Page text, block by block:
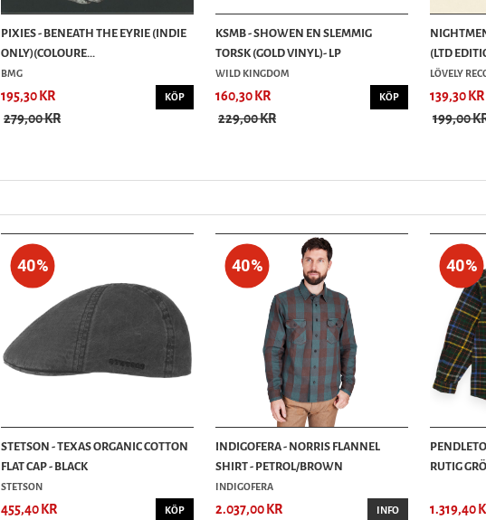
PIXIES - BENEATH THE EYRIE (INDIE
ONLY)(COLOURE...
BMG
195,30 KR
279,00 KR
KÖP
KSMB - SHOWEN EN SLEMMIG
TORSK (GOLD VINYL)- LP
WILD KINGDOM
160,30 KR
229,00 KR
KÖP
(LTD
LÖVELY
139,30 KR
199,00
40%
STETSON - TEXAS ORGANIC COTTON
FLAT CAP - BLACK
STETSON
455,40 KR
KÖP
40%
INDIGOFERA - NORRIS FLANNEL
SHIRT - PETROL/BROWN
INDIGOFERA
2.037,00 KR
INFO
40%
RUTIG
1.319,40